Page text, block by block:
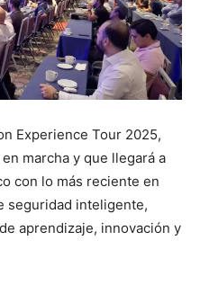
Experience Tour 2025,
marcha y que llegará a
con lo más reciente en
seguridad inteligente,
aprendizaje, innovación y